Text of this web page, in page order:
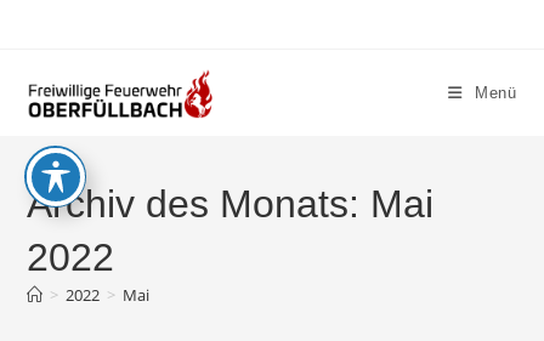
Menü
Archiv des Monats: Mai
2022
> 2022 > Mai